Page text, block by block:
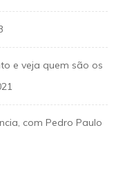
e veja quem são os
com Pedro Paulo